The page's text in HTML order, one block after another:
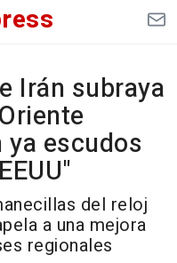
Irán subraya
escudos
del reloj
a una mejora
regionales